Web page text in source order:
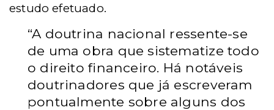
estudo efetuado.
“A doutrina nacional ressente-se
de uma obra que sistematize todo
o direito financeiro. Há notáveis
doutrinadores que já escreveram
pontualmente sobre alguns dos